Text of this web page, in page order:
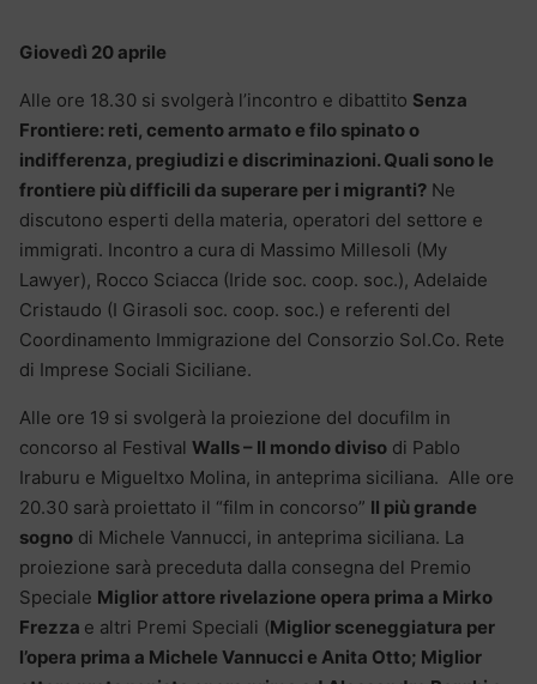
Giovedì 20 aprile
Alle ore 18.30 si svolgerà l’incontro e dibattito Senza
Frontiere: reti, cemento armato e filo spinato o
indifferenza, pregiudizi e discriminazioni. Quali sono le
frontiere più difficili da superare per i migranti? Ne
discutono esperti della materia, operatori del settore e
immigrati. Incontro a cura di Massimo Millesoli (My
Lawyer), Rocco Sciacca (Iride soc. coop. soc.), Adelaide
Cristaudo (I Girasoli soc. coop. soc.) e referenti del
Coordinamento Immigrazione del Consorzio Sol.Co. Rete
di Imprese Sociali Siciliane.
Alle ore 19 si svolgerà la proiezione del docufilm in
concorso al Festival Walls – Il mondo diviso di Pablo
Iraburu e Migueltxo Molina, in anteprima siciliana. Alle ore
20.30 sarà proiettato il “film in concorso” Il più grande
sogno di Michele Vannucci, in anteprima siciliana. La
proiezione sarà preceduta dalla consegna del Premio
Speciale Miglior attore rivelazione opera prima a Mirko
Frezza e altri Premi Speciali (Miglior sceneggiatura per
l’opera prima a Michele Vannucci e Anita Otto; Miglior